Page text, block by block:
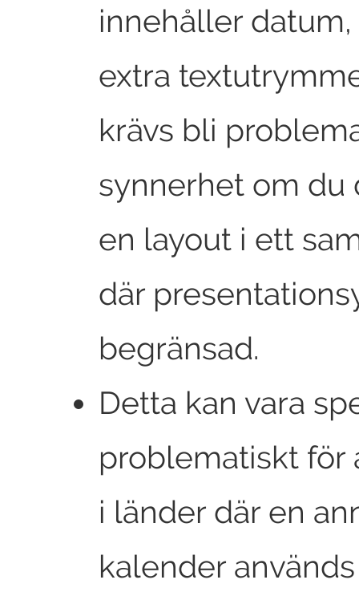
innehåller
extra
krävs bli
synnerhet om du
en layout i ett
där
begränsad.
Detta kan vara
problematiskt för
i länder där en
kalender används